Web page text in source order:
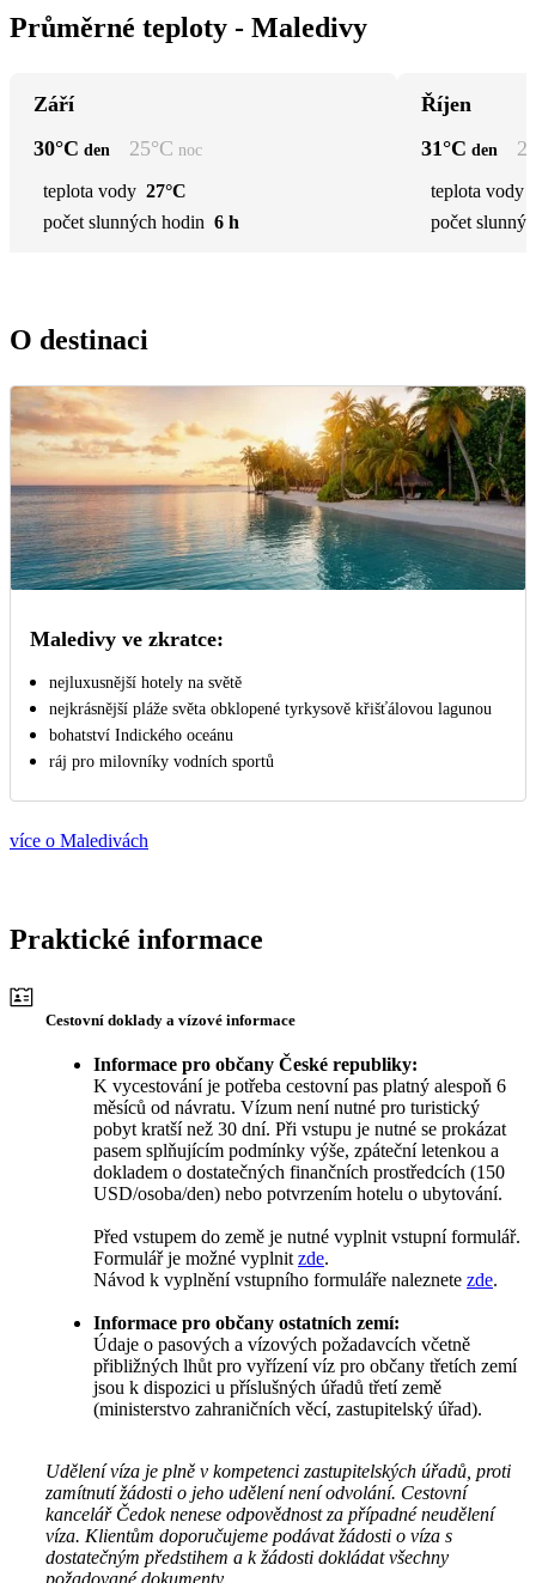
Průměrné teploty - Maledivy
Září
30°C den 25°C noc
teplota vody 27°C
počet slunných hodin 6 h
Říjen
31°C den
teplota vody
počet
O destinaci
Maledivy ve zkratce:
nejluxusnější hotely na světě
nejkrásnější pláže světa obklopené tyrkysově křišťálovou lagunou
bohatství Indického oceánu
ráj pro milovníky vodních sportů
více o Maledivách
Praktické informace
Cestovní doklady a vízové informace
Informace pro občany České republiky:
K vycestování je potřeba cestovní pas platný alespoň 6
měsíců od návratu. Vízum není nutné pro turistický
pobyt kratší než 30 dní. Při vstupu je nutné se prokázat
pasem splňujícím podmínky výše, zpáteční letenkou a
dokladem o dostatečných finančních prostředcích (150
USD/osoba/den) nebo potvrzením hotelu o ubytování.
Před vstupem do země je nutné vyplnit vstupní formulář.
Formulář je možné vyplnit zde.
Návod k vyplnění vstupního formuláře naleznete zde.
Informace pro občany ostatních zemí:
Údaje o pasových a vízových požadavcích včetně
přibližných lhůt pro vyřízení víz pro občany třetích zemí
jsou k dispozici u příslušných úřadů třetí země
(ministerstvo zahraničních věcí, zastupitelský úřad).
Udělení víza je plně v kompetenci zastupitelských úřadů, proti
zamítnutí žádosti o jeho udělení není odvolání. Cestovní
kancelář Čedok nenese odpovědnost za případné neudělení
víza. Klientům doporučujeme podávat žádosti o víza s
dostatečným předstihem a k žádosti dokládat všechny
požadované dokumenty.